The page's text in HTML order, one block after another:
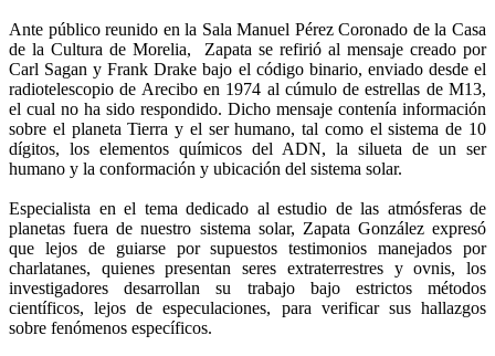
Ante público reunido en la Sala Manuel Pérez Coronado de la Casa
de la Cultura de Morelia, Zapata se refirió al mensaje creado por
Carl Sagan y Frank Drake bajo el código binario, enviado desde el
radiotelescopio de Arecibo en 1974 al cúmulo de estrellas de M13,
el cual no ha sido respondido. Dicho mensaje contenía información
sobre el planeta Tierra y el ser humano, tal como el sistema de 10
dígitos, los elementos químicos del ADN, la silueta de un ser
humano y la conformación y ubicación del sistema solar.
Especialista en el tema dedicado al estudio de las atmósferas de
planetas fuera de nuestro sistema solar, Zapata González expresó
que lejos de guiarse por supuestos testimonios manejados por
charlatanes, quienes presentan seres extraterrestres y ovnis, los
investigadores desarrollan su trabajo bajo estrictos métodos
científicos, lejos de especulaciones, para verificar sus hallazgos
sobre fenómenos específicos.